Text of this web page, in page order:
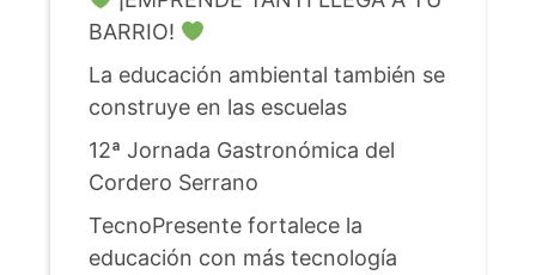
BARRIO!
La educación ambiental también se
construye en las escuelas
12ª Jornada Gastronómica del
Cordero Serrano
TecnoPresente fortalece la
educación con más tecnología